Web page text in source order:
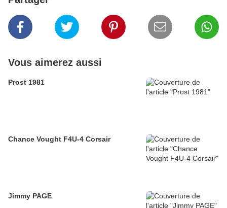
Vous aimerez aussi
Prost 1981
Chance Vought F4U-4 Corsair
Jimmy PAGE